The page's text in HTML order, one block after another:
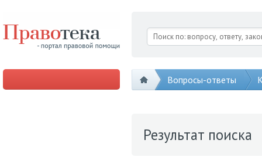
Вопросы-ответы
Результат поиска